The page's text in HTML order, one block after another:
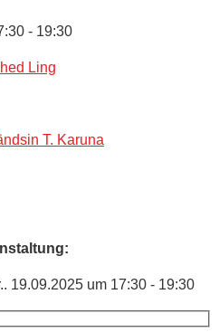
- 19:30
Ling
T. Karuna
19.09.2025 um 17:30 - 19:30